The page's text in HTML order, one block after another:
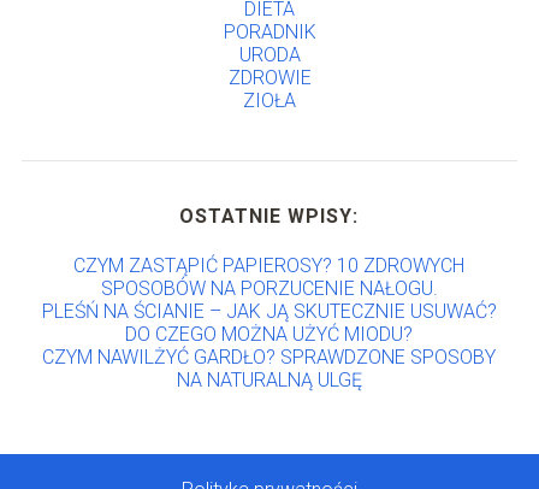
DIETA
PORADNIK
URODA
ZDROWIE
ZIOŁA
OSTATNIE WPISY:
CZYM ZASTĄPIĆ PAPIEROSY? 10 ZDROWYCH
SPOSOBÓW NA PORZUCENIE NAŁOGU.
PLEŚŃ NA ŚCIANIE – JAK JĄ SKUTECZNIE USUWAĆ?
DO CZEGO MOŻNA UŻYĆ MIODU?
CZYM NAWILŻYĆ GARDŁO? SPRAWDZONE SPOSOBY
NA NATURALNĄ ULGĘ